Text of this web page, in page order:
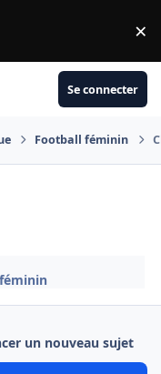
×
Se connecter
Football féminin
un nouveau sujet